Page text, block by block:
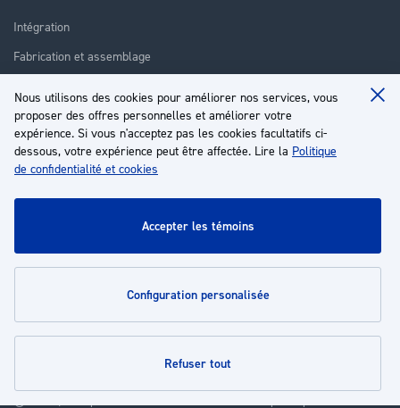
Nous utilisons des cookies pour améliorer nos services, vous
proposer des offres personnelles et améliorer votre
expérience. Si vous n'acceptez pas les cookies facultatifs ci-
dessous, votre expérience peut être affectée. Lire la Politique
de confidentialité et cookies
accepter les témoins
configuration personalisée
refuser tout
Intégration
Fabrication et assemblage
Réparation
Formation
À propos
Service client